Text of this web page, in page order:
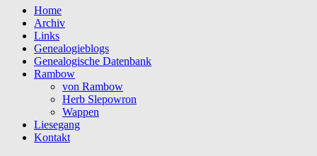
Home
Archiv
Links
Genealogieblogs
Genealogische Datenbank
Rambow
von Rambow
Herb Slepowron
Wappen
Liesegang
Kontakt